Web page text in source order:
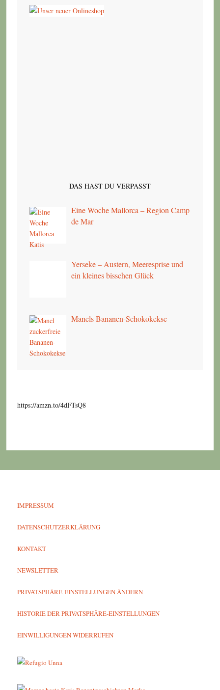
DAS HAST DU VERPASST
Eine Woche Mallorca – Region Camp
de Mar
Yerseke – Austern, Meeresprise und
ein kleines bisschen Glück
Manels Bananen-Schokokekse
https://amzn.to/4dFTsQ8
IMPRESSUM
DATENSCHUTZERKLÄRUNG
KONTAKT
NEWSLETTER
PRIVATSPHÄRE-EINSTELLUNGEN ÄNDERN
HISTORIE DER PRIVATSPHÄRE-EINSTELLUNGEN
EINWILLIGUNGEN WIDERRUFEN